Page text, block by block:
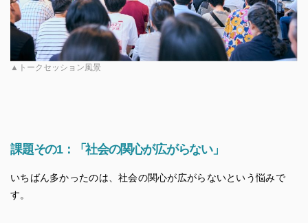
▲トークセッション風景
課題その1：「社会の関心が広がらない」
いちばん多かったのは、社会の関心が広がらないという悩みで
す。